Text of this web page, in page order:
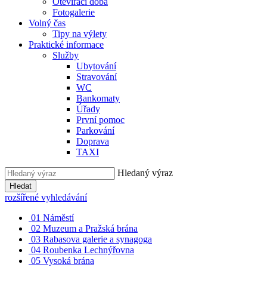
Fotogalerie
Volný čas
Tipy na výlety
Praktické informace
Služby
Ubytování
Stravování
WC
Bankomaty
Úřady
První pomoc
Parkování
Doprava
TAXI
Hledaný výraz
Hledat
rozšířené vyhledávání
01 Náměstí
02 Muzeum a Pražská brána
03 Rabasova galerie a synagoga
04 Roubenka Lechnýřovna
05 Vysoká brána